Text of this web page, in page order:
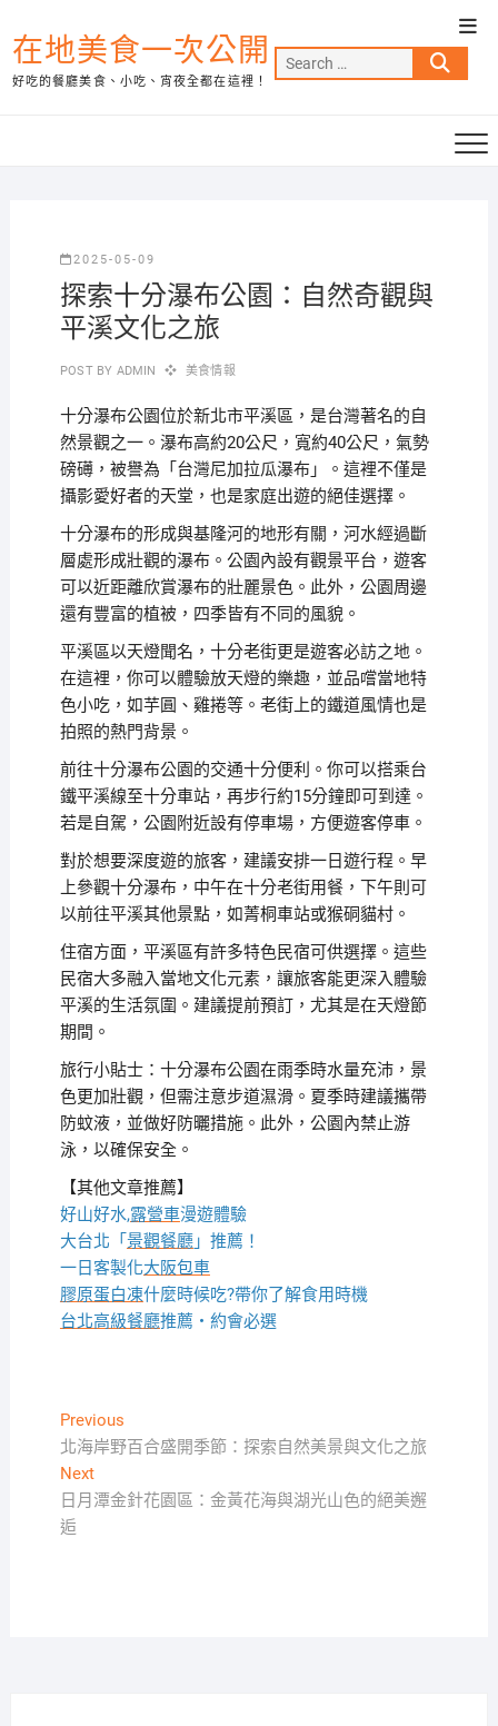
to
content
在地美食一次公開
好吃的餐廳美食、小吃、宵夜全都在這裡！
Search
…
2025-05-09
探索十分瀑布公園：自然奇觀與
平溪文化之旅
POST BY ADMIN 美食情報
十分瀑布公園位於新北市平溪區，是台灣著名的自
然景觀之一。瀑布高約20公尺，寬約40公尺，氣勢
磅礡，被譽為「台灣尼加拉瓜瀑布」。這裡不僅是
攝影愛好者的天堂，也是家庭出遊的絕佳選擇。
十分瀑布的形成與基隆河的地形有關，河水經過斷
層處形成壯觀的瀑布。公園內設有觀景平台，遊客
可以近距離欣賞瀑布的壯麗景色。此外，公園周邊
還有豐富的植被，四季皆有不同的風貌。
平溪區以天燈聞名，十分老街更是遊客必訪之地。
在這裡，你可以體驗放天燈的樂趣，並品嚐當地特
色小吃，如芋圓、雞捲等。老街上的鐵道風情也是
拍照的熱門背景。
前往十分瀑布公園的交通十分便利。你可以搭乘台
鐵平溪線至十分車站，再步行約15分鐘即可到達。
若是自駕，公園附近設有停車場，方便遊客停車。
對於想要深度遊的旅客，建議安排一日遊行程。早
上參觀十分瀑布，中午在十分老街用餐，下午則可
以前往平溪其他景點，如菁桐車站或猴硐貓村。
住宿方面，平溪區有許多特色民宿可供選擇。這些
民宿大多融入當地文化元素，讓旅客能更深入體驗
平溪的生活氛圍。建議提前預訂，尤其是在天燈節
期間。
旅行小貼士：十分瀑布公園在雨季時水量充沛，景
色更加壯觀，但需注意步道濕滑。夏季時建議攜帶
防蚊液，並做好防曬措施。此外，公園內禁止游
泳，以確保安全。
【其他文章推薦】
好山好水,露營車漫遊體驗
大台北「 景觀餐廳」推薦！
一日客製化大阪包車
膠原蛋白凍什麼時候吃?帶你了解食用時機
台北高級餐廳推薦・約會必選
文
章
導
覽
PreviousPrevious
post:
北海岸野百合盛開季節：探索自然美景與文化之旅
NextNext
post:
日月潭金針花園區：金黃花海與湖光山色的絕美邂
逅